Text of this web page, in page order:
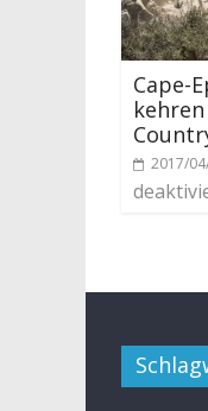
Cape-
2017/